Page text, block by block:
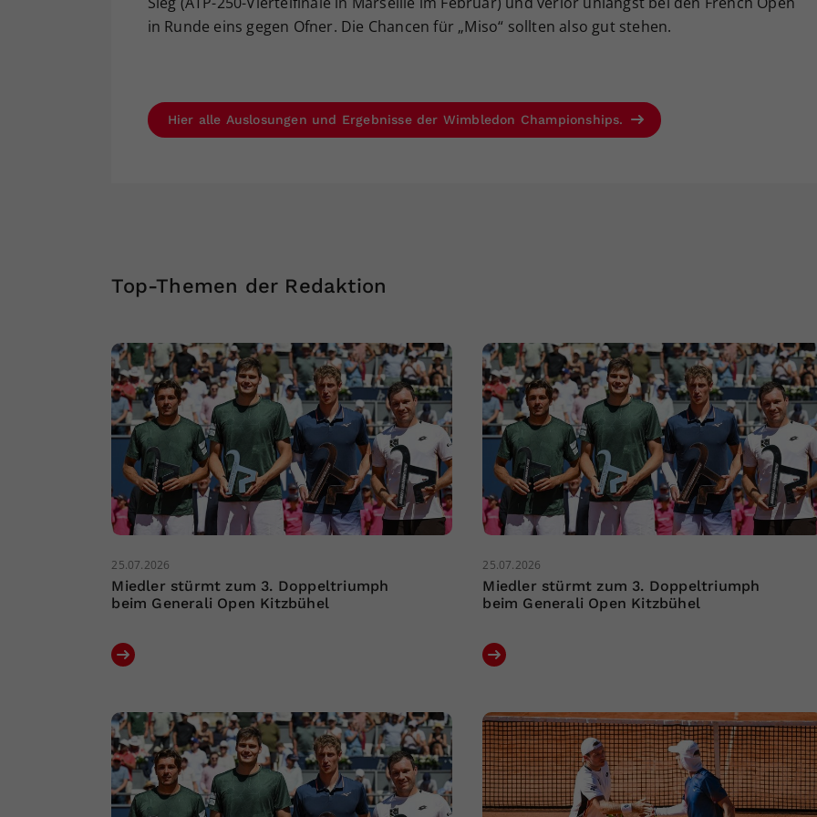
in Runde eins gegen Ofner. Die Chancen für „Miso“ sollten also gut stehen.
Hier alle Auslosungen und Ergebnisse der Wimbledon Championships.
Top-Themen der Redaktion
25.07.2026
Miedler stürmt zum 3. Doppeltriumph
beim Generali Open Kitzbühel
25.07.2026
Miedler stürmt zum 3. Doppeltriumph
beim Generali Open Kitzbühel